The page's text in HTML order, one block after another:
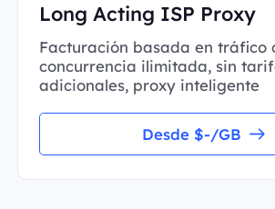
Long Acting ISP Proxy
Facturación basada en tráfico
concurrencia ilimitada, sin
adicionales, proxy inteligente
Desde $-/GB